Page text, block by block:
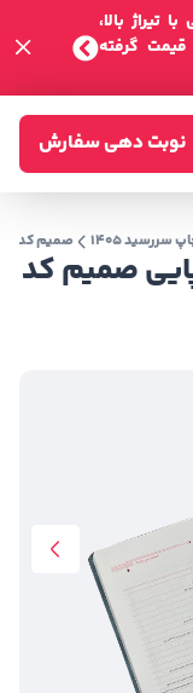
بالا،
گرفته
نوبت دهی سفارش
صمیم کد
سررسید 1405 صمیم کد 106